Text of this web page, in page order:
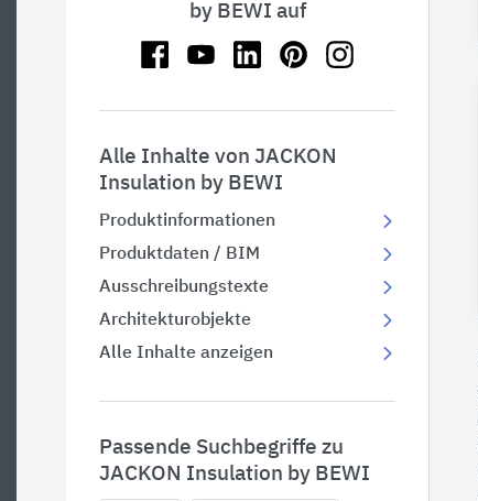
by BEWI auf
Alle Inhalte von JACKON
Insulation by BEWI
Produktinformationen
Produktdaten / BIM
Ausschreibungstexte
Architekturobjekte
Alle Inhalte anzeigen
Passende Suchbegriffe zu
JACKON Insulation by BEWI